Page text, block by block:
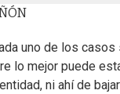
uno de los
lo mejor puede
ni ahí de